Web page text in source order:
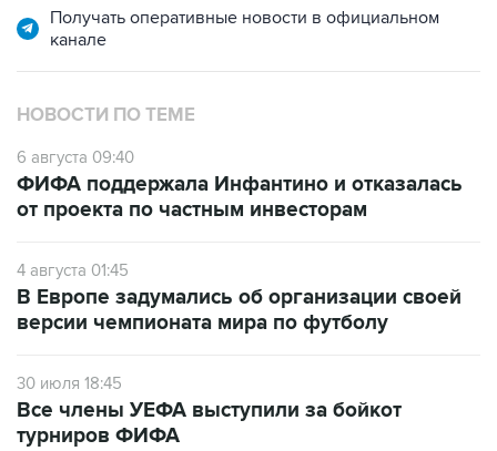
Получать оперативные новости в официальном
канале
НОВОСТИ ПО ТЕМЕ
6 августа 09:40
ФИФА поддержала Инфантино и отказалась
от проекта по частным инвесторам
4 августа 01:45
В Европе задумались об организации своей
версии чемпионата мира по футболу
30 июля 18:45
Все члены УЕФА выступили за бойкот
турниров ФИФА